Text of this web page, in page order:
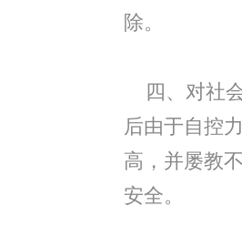
除。
四、对社
后由于自控
高，并屡教
安全。